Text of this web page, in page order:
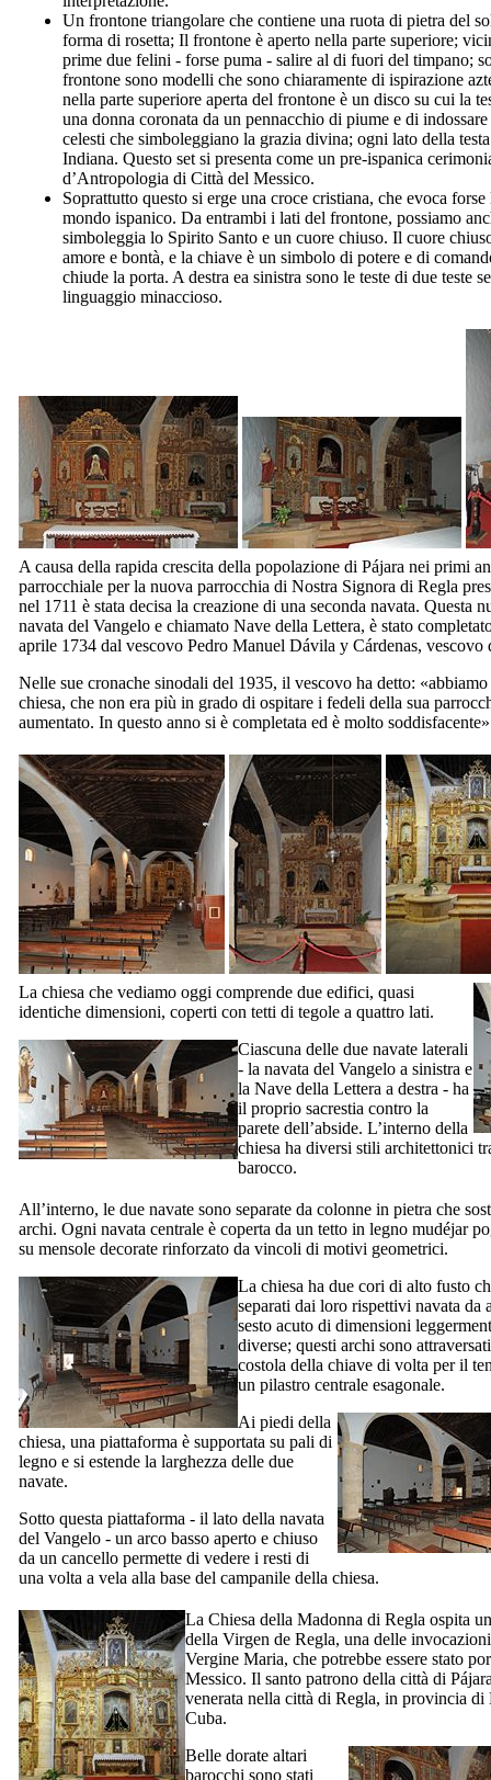
Un frontone triangolare che contiene una ruota di pietra del
forma di rosetta; Il frontone è aperto nella parte superiore;
prime due felini - forse puma - salire al di fuori del timpano;
frontone sono modelli che sono chiaramente di ispirazione
nella parte superiore aperta del frontone è un disco su cui la
una donna coronata da un pennacchio di piume e di
celesti che simboleggiano la grazia divina; ogni lato della
Indiana. Questo set si presenta come un pre-ispanica
d’Antropologia di Città del Messico.
Soprattutto questo si erge una croce cristiana, che evoca
mondo ispanico. Da entrambi i lati del frontone, possiamo
simboleggia lo Spirito Santo e un cuore chiuso. Il cuore
amore e bontà, e la chiave è un simbolo di potere e di
chiude la porta. A destra ea sinistra sono le teste di due teste
linguaggio minaccioso.
A causa della rapida crescita della popolazione di Pájara nei primi
parrocchiale per la nuova parrocchia di Nostra Signora di Regla
nel 1711 è stata decisa la creazione di una seconda navata. Questa
navata del Vangelo e chiamato Nave della Lettera, è stato
aprile 1734 dal vescovo Pedro Manuel Dávila y Cárdenas, vescovo
Nelle sue cronache sinodali del 1935, il vescovo ha detto:
chiesa, che non era più in grado di ospitare i fedeli della sua
aumentato. In questo anno si è completata ed è molto
La chiesa che vediamo oggi comprende due edifici, quasi
identiche dimensioni, coperti con tetti di tegole a quattro lati.
Ciascuna delle due navate laterali
- la navata del Vangelo a sinistra e
la Nave della Lettera a destra - ha
il proprio sacrestia contro la
parete dell’abside. L’interno della
chiesa ha diversi stili architettonici
barocco.
All’interno, le due navate sono separate da colonne in pietra che
archi. Ogni navata centrale è coperta da un tetto in legno mudéjar
su mensole decorate rinforzato da vincoli di motivi geometrici.
La chiesa ha due cori di alto fusto
separati dai loro rispettivi navata da
sesto acuto di dimensioni
diverse; questi archi sono
costola della chiave di volta per il
un pilastro centrale esagonale.
Ai piedi della
chiesa, una piattaforma è supportata su pali di
legno e si estende la larghezza delle due
navate.
Sotto questa piattaforma - il lato della navata
del Vangelo - un arco basso aperto e chiuso
da un cancello permette di vedere i resti di
una volta a vela alla base del campanile della chiesa.
La Chiesa della Madonna di Regla ospita
della Virgen de Regla, una delle
Vergine Maria, che potrebbe essere stato
Messico. Il santo patrono della città di
venerata nella città di Regla, in provincia di
Cuba.
Belle dorate altari
barocchi sono stati